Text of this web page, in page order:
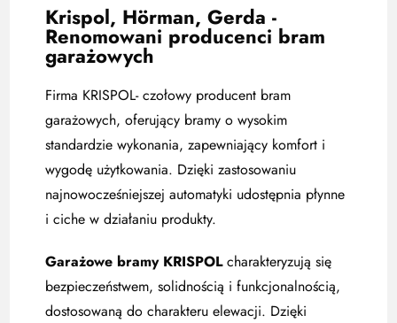
Krispol, Hörman, Gerda -
Renomowani producenci bram
garażowych
Firma KRISPOL- czołowy producent bram
garażowych, oferujący bramy o wysokim
standardzie wykonania, zapewniający komfort i
wygodę użytkowania. Dzięki zastosowaniu
najnowocześniejszej automatyki udostępnia płynne
i ciche w działaniu produkty.
Garażowe bramy KRISPOLcharakteryzują się
bezpieczeństwem, solidnością i funkcjonalnością,
dostosowaną do charakteru elewacji. Dzięki